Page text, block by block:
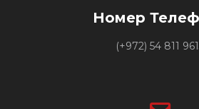
Номер
(+972) 54 811